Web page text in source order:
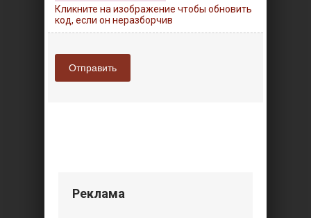
Кликните на изображение чтобы обновить
код, если он неразборчив
Отправить
Реклама